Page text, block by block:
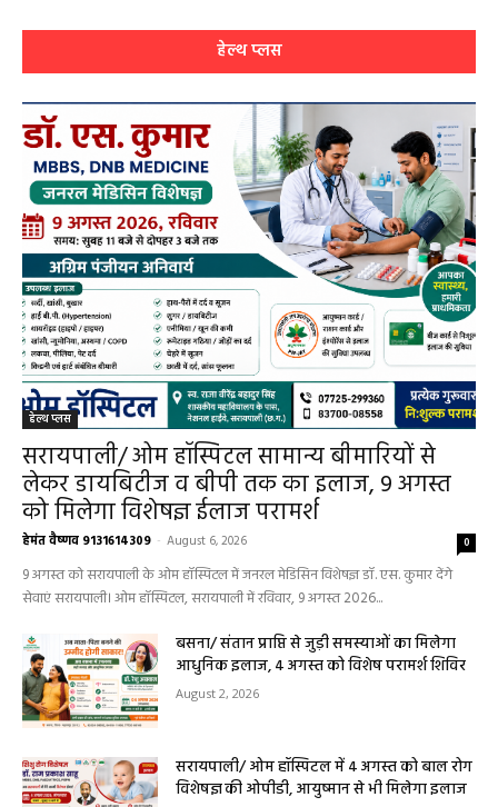
हेल्थ प्लस
हेल्थ प्लस
सरायपाली/ ओम हॉस्पिटल सामान्य बीमारियों से
लेकर डायबिटीज व बीपी तक का इलाज, 9 अगस्त
को मिलेगा विशेषज्ञ ईलाज परामर्श
हेमंत वैष्णव 9131614309 - August 6, 2026 0
9 अगस्त को सरायपाली के ओम हॉस्पिटल में जनरल मेडिसिन विशेषज्ञ डॉ. एस. कुमार देंगे
सेवाएं सरायपाली। ओम हॉस्पिटल, सरायपाली में रविवार, 9 अगस्त 2026...
बसना/ संतान प्राप्ति से जुड़ी समस्याओं का मिलेगा
आधुनिक इलाज, 4 अगस्त को विशेष परामर्श शिविर
August 2, 2026
सरायपाली/ ओम हॉस्पिटल में 4 अगस्त को बाल रोग
विशेषज्ञ की ओपीडी, आयुष्मान से भी मिलेगा इलाज